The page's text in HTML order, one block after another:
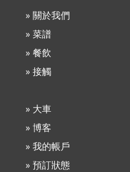
» 關於我們
» 菜譜
» 餐飲
» 接觸
» 大車
» 博客
» 我的帳戶
» 預訂狀態